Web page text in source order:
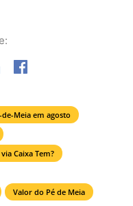
Meia em agosto
Caixa Tem?
Valor do Pé de Meia